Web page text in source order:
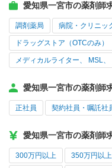
愛知県一宮市の薬剤師
調剤薬局 病院・クリニッ
ドラッグストア（OTCのみ）
メディカルライター、 MSL
愛知県一宮市の薬剤師
正社員 契約社員・嘱託社
愛知県一宮市の薬剤師
300万円以上 350万円以上